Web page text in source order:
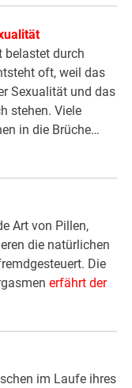
belastet durch
oft, weil das
Sexualität und das
stehen. Viele
in die Brüche…
Art von Pillen,
die natürlichen
Die
erfährt der
im Laufe ihres